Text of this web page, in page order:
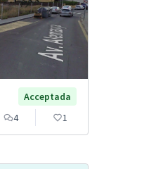
Acceptada
4 1